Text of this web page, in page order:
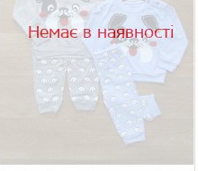
Немає в наявності